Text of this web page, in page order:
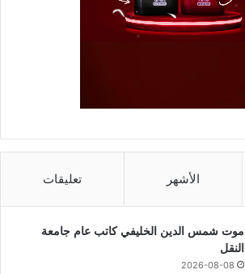
الأشهر تعليقات
موت شمس الدين الخليفي كاتب عام جامعة
النقل
2026-08-08